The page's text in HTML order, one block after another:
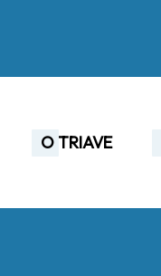
O TRIAVE